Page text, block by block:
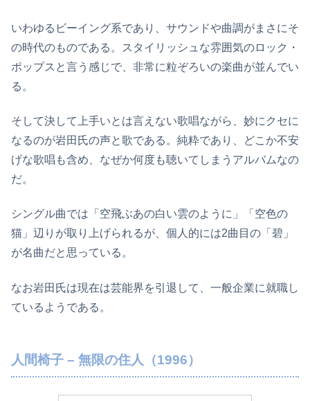
いわゆるビーイング系であり、サウンドや曲調がまさにそ
の時代のものである。スタイリッシュな雰囲気のロック・
ポップスと言う感じで、非常に粒ぞろいの楽曲が並んでい
る。
そして決して上手いとは言えない歌唱ながら、妙にクセに
なるのが岩田氏の声と歌である。純粋であり、どこか不安
げな歌唱も含め、なぜか何度も聴いてしまうアルバムなの
だ。
シングル曲では「空飛ぶあの白い雲のように」「空色の
猫」辺りが取り上げられるが、個人的には2曲目の「碧」
が名曲だと思っている。
なお岩田氏は現在は芸能界を引退して、一般企業に就職し
ているようである。
人間椅子 – 無限の住人（1996）